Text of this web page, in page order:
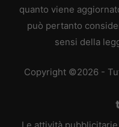
quanto viene
può pertanto
sensi della
Copyright ©2026 -